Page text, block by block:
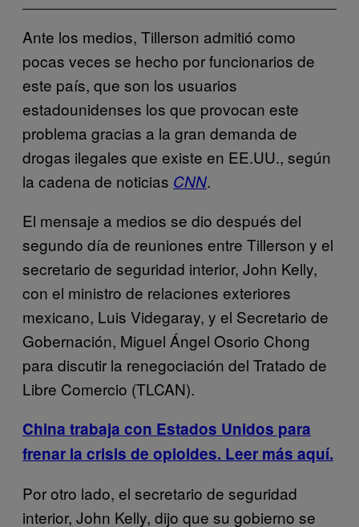
Ante los medios, Tillerson admitió como
pocas veces se hecho por funcionarios de
este país, que son los usuarios
estadounidenses los que provocan este
problema gracias a la gran demanda de
drogas ilegales que existe en EE.UU., según
la cadena de noticias CNN.
El mensaje a medios se dio después del
segundo día de reuniones entre Tillerson y el
secretario de seguridad interior, John Kelly,
con el ministro de relaciones exteriores
mexicano, Luis Videgaray, y el Secretario de
Gobernación, Miguel Ángel Osorio Chong
para discutir la renegociación del Tratado de
Libre Comercio (TLCAN).
China trabaja con Estados Unidos para
frenar la crisis de opioides. Leer más aquí.
Por otro lado, el secretario de seguridad
interior, John Kelly, dijo que su gobierno se